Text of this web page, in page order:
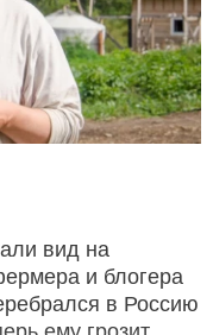
вид на
и блогера
в Россию